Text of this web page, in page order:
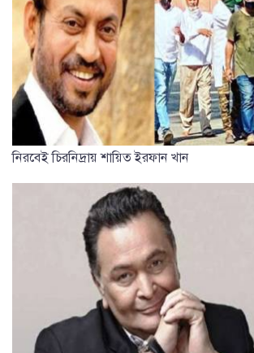
নিরবেই চিরনিদ্রায় শায়িত ইরফান খান